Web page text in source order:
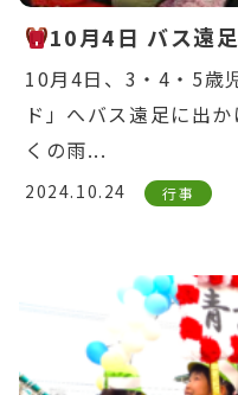
10月4日 バス遠
10月4日、3・4・5歳
ド」へバス遠足に出
くの雨...
2024.10.24 行事
:
/home/ikuyoukai/